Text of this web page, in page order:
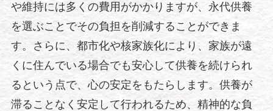
や維持には多くの費用がかかりますが、永代供養
を選ぶことでその負担を削減することができま
す。さらに、都市化や核家族化により、家族が遠
くに住んでいる場合でも安心して供養を続けられ
るという点で、心の安定をもたらします。供養が
滞ることなく安定して行われるため、精神的な負